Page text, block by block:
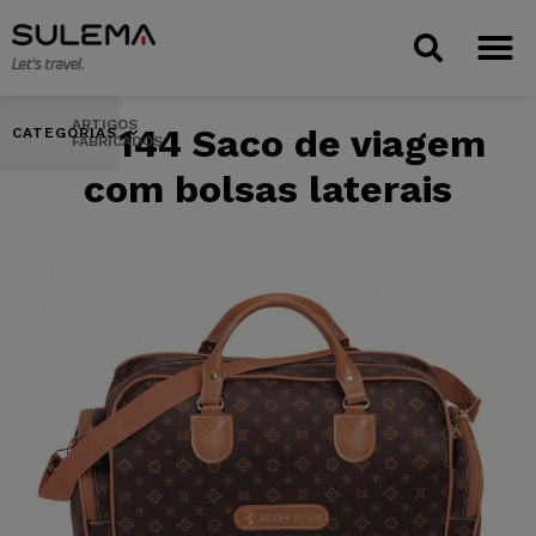
CATEGORIAS
ARTIGOS
FABRICADOS
V-2144 Saco de viagem
com bolsas laterais